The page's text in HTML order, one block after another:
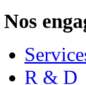
Nos
R & D